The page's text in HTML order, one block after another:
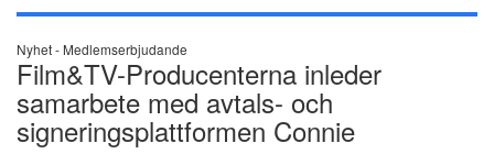
Nyhet - Medlemserbjudande
Film&TV-Producenterna inleder
samarbete med avtals- och
signeringsplattformen Connie